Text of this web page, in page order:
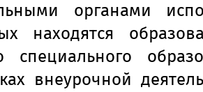
органами
находятся
специального
внеурочной